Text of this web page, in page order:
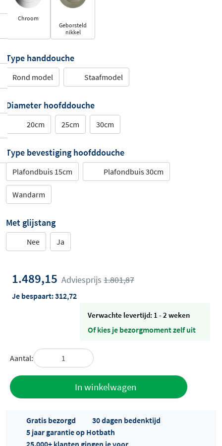
Chroom
Geborsteld
nikkel
Type handdouche
Rond model Staafmodel
Diameter hoofddouche
20cm 25cm 30cm
Type bevestiging hoofddouche
Plafondbuis 15cm Plafondbuis 30cm
Wandarm
Met glijstang
Nee Ja
1.489,15 Adviesprijs 1.801,87
Je bespaart:312,72
Verwachte levertijd: 1 - 2 weken
Of kies je bezorgmoment zelf uit
Aantal:
In winkelwagen
Gratis bezorgd
30 dagen bedenktijd
5 jaar garantie op Hotbath